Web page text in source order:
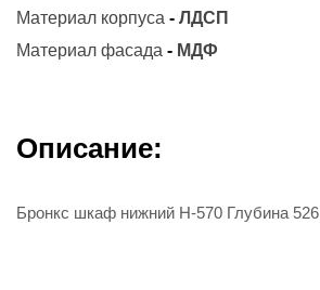
Материал корпуса - ЛДСП
Материал фасада - МДФ
Описание:
Бронкс шкаф нижний Н-570 Глубина 526